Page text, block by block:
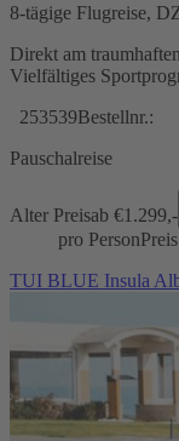
8-tägige Flugreise,
Direkt am
Vielfältiges
253539Bestellnr.:
Pauschalreise
Alter Preisab €1.299,-
pro Person
TUI BLUE Insula